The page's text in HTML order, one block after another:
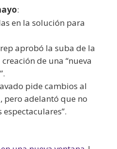
:
en la solución para
aprobó la suba de la
de una “nueva
pide cambios al
pero adelantó que no